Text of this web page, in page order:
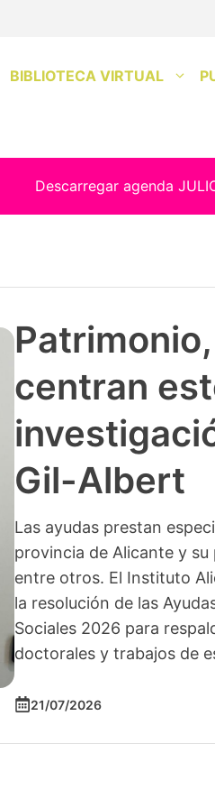
BIBLIOTECA VIRTUAL
Descarregar agenda
centran
Gil-Albert
Las ayudas prestan
provincia de Alicante y
entre otros. El Instituto
la resolución de las
Sociales 2026 para
doctorales y trabajos de
21/07/2026